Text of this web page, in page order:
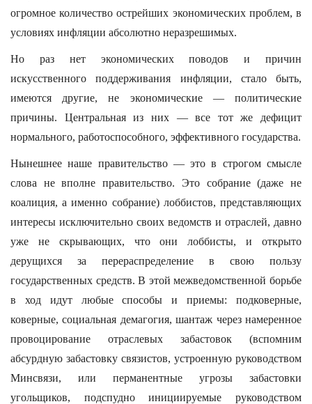
огромное количество острейших экономических проблем, в
условиях инфляции абсолютно неразрешимых.
Но раз нет экономических поводов и причин
искусственного поддерживания инфляции, стало быть,
имеются другие, не экономические — политические
причины. Центральная из них — все тот же дефицит
нормального, работоспособного, эффективного государства.
Нынешнее наше правительство — это в строгом смысле
слова не вполне правительство. Это собрание (даже не
коалиция, а именно собрание) лоббистов, представляющих
интересы исключительно своих ведомств и отраслей, давно
уже не скрывающих, что они лоббисты, и открыто
дерущихся за перераспределение в свою пользу
государственных средств. В этой межведомственной борьбе
в ход идут любые способы и приемы: подковерные,
коверные, социальная демагогия, шантаж через намеренное
провоцирование отраслевых забастовок (вспомним
абсурдную забастовку связистов, устроенную руководством
Минсвязи, или перманентные угрозы забастовки
угольщиков, подспудно инициируемые руководством